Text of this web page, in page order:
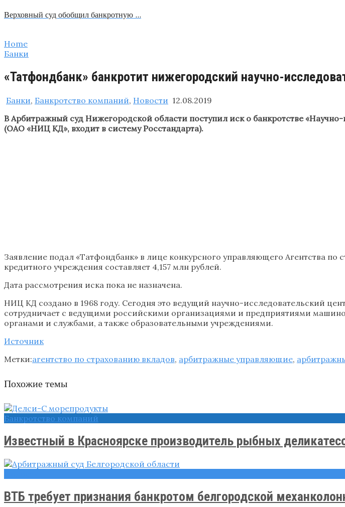
Верховный суд обобщил банкротную …
Home
Банки
«Татфондбанк» банкротит нижегородский научно-
Банки, Банкротство компаний, Новости 12.08.2019
В Арбитражный суд Нижегородской области поступил иск о банкротстве
(ОАО «НИЦ КД», входит в систему Росстандарта).
Заявление подал «Татфондбанк» в лице конкурсного управляющего Агентства
кредитного учреждения составляет 4,157 млн рублей.
Дата рассмотрения иска пока не назначена.
НИЦ КД создано в 1968 году. Сегодня это ведущий научно-исследовательский
сотрудничает с ведущими российскими организациями и предприятиями
органами и службами, а также образовательными учреждениями.
Источник
Метки:агентство по страхованию вкладов, арбитражные управляющие,
Похожие темы
Банкротство компаний
Известный в Красноярске производитель рыбных
ВТБ требует признания банкротом белгородской